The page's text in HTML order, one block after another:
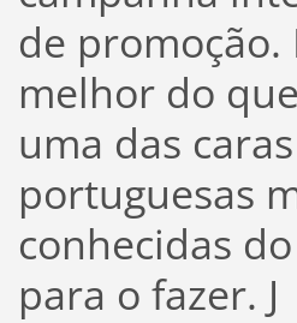
de promoção.
melhor do
uma das caras
portuguesas
conhecidas
para o fazer. J